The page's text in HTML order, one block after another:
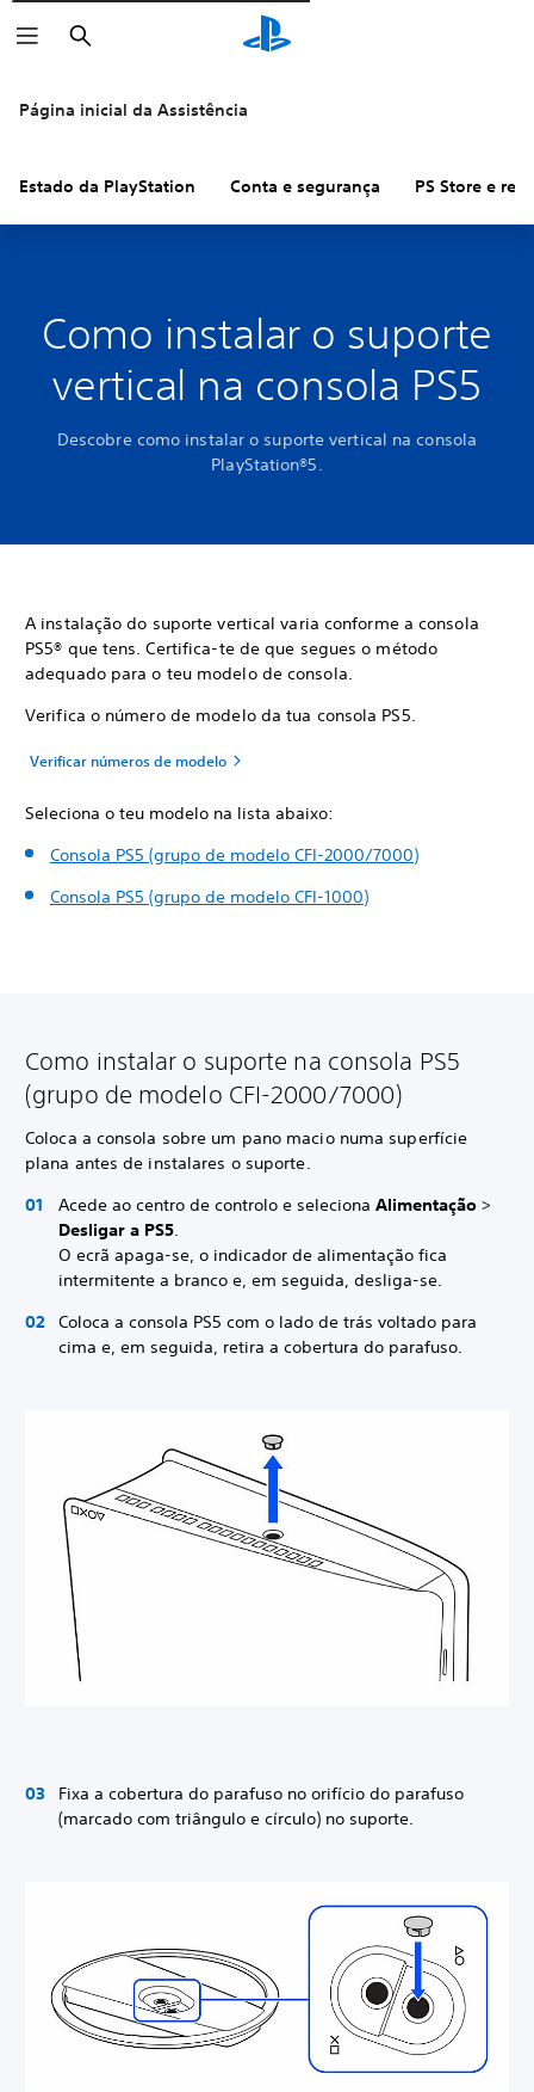
Pesquisar
Página inicial da Assistência
Estado da PlayStation Conta e segurança PS Store e
Como instalar o suporte
vertical na consola PS5
Descobre como instalar o suporte vertical na consola
PlayStation®5.
A instalação do suporte vertical varia conforme a consola
PS5® que tens. Certifica-te de que segues o método
adequado para o teu modelo de consola.
Verifica o número de modelo da tua consola PS5.
Verificar números de modelo
Seleciona o teu modelo na lista abaixo:
Consola PS5 (grupo de modelo CFI-2000/7000)
Consola PS5 (grupo de modelo CFI-1000)
Como instalar o suporte na consola PS5
(grupo de modelo CFI-2000/7000)
Coloca a consola sobre um pano macio numa superfície
plana antes de instalares o suporte.
Acede ao centro de controlo e seleciona Alimentação >
Desligar a PS5.
O ecrã apaga-se, o indicador de alimentação fica
intermitente a branco e, em seguida, desliga-se.
Coloca a consola PS5 com o lado de trás voltado para
cima e, em seguida, retira a cobertura do parafuso.
Fixa a cobertura do parafuso no orifício do parafuso
(marcado com triângulo e círculo) no suporte.